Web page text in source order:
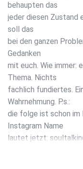
behaupten das
jeder diesen Zustand
soll das
bei den ganzen
Gedanken
mit euch. Wie immer:
Thema. Nichts
fachlich fundiertes.
Wahrnehmung. P.s.:
die folge ist schon im
Instagram Name
lautet jetzt: